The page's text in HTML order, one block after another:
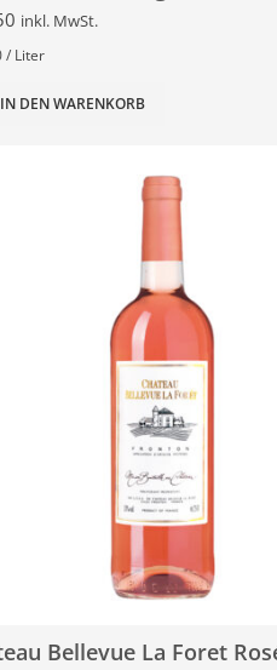
inkl. MwSt.
/ Liter
IN DEN WARENKORB